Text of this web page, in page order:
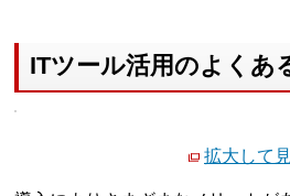
ITツール活用のよくあ
拡大して